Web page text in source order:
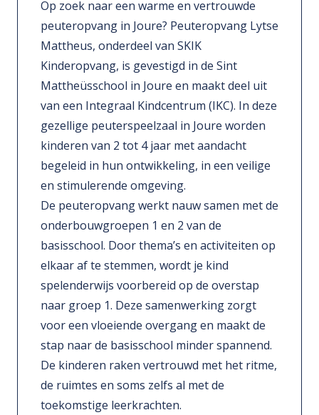
Op zoek naar een warme en vertrouwde
peuteropvang in Joure? Peuteropvang Lytse
Mattheus, onderdeel van SKIK
Kinderopvang, is gevestigd in de Sint
Mattheüsschool in Joure en maakt deel uit
van een Integraal Kindcentrum (IKC). In deze
gezellige peuterspeelzaal in Joure worden
kinderen van 2 tot 4 jaar met aandacht
begeleid in hun ontwikkeling, in een veilige
en stimulerende omgeving.
De peuteropvang werkt nauw samen met de
onderbouwgroepen 1 en 2 van de
basisschool. Door thema’s en activiteiten op
elkaar af te stemmen, wordt je kind
spelenderwijs voorbereid op de overstap
naar groep 1. Deze samenwerking zorgt
voor een vloeiende overgang en maakt de
stap naar de basisschool minder spannend.
De kinderen raken vertrouwd met het ritme,
de ruimtes en soms zelfs al met de
toekomstige leerkrachten.